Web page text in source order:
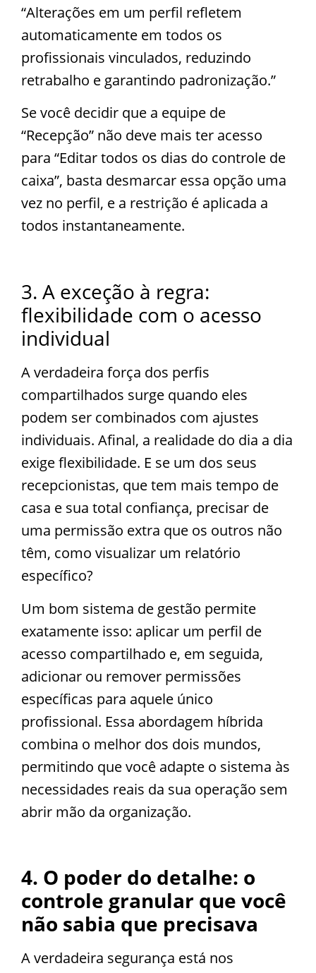
“Alterações em um perfil refletem
automaticamente em todos os
profissionais vinculados, reduzindo
retrabalho e garantindo padronização.”
Se você decidir que a equipe de
“Recepção” não deve mais ter acesso
para “Editar todos os dias do controle de
caixa”, basta desmarcar essa opção uma
vez no perfil, e a restrição é aplicada a
todos instantaneamente.
3. A exceção à regra:
flexibilidade com o acesso
individual
A verdadeira força dos perfis
compartilhados surge quando eles
podem ser combinados com ajustes
individuais. Afinal, a realidade do dia a dia
exige flexibilidade. E se um dos seus
recepcionistas, que tem mais tempo de
casa e sua total confiança, precisar de
uma permissão extra que os outros não
têm, como visualizar um relatório
específico?
Um bom sistema de gestão permite
exatamente isso: aplicar um perfil de
acesso compartilhado e, em seguida,
adicionar ou remover permissões
específicas para aquele único
profissional. Essa abordagem híbrida
combina o melhor dos dois mundos,
permitindo que você adapte o sistema às
necessidades reais da sua operação sem
abrir mão da organização.
4. O poder do detalhe: o
controle granular que você
não sabia que precisava
A verdadeira segurança está nos